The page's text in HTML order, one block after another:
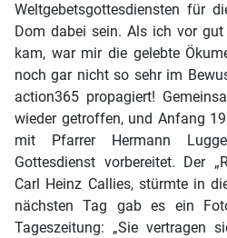
Weltgebetsgottesdiensten für
Dom dabei sein. Als ich vor
kam, war mir die gelebte
noch gar nicht so sehr im
action365 propagiert!
wieder getroffen, und Anfang
mit Pfarrer Hermann
Gottesdienst vorbereitet. Der
Carl Heinz Callies, stürmte in
nächsten Tag gab es ein
Tageszeitung: „Sie vertragen